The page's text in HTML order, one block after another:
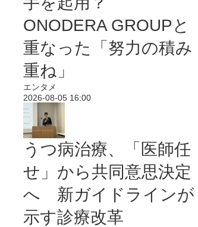
ONODERA GROUPと
重なった「努力の積み
重ね」
エンタメ
2026-08-05 16:00
うつ病治療、「医師任
せ」から共同意思決定
へ 新ガイドラインが
示す診療改革